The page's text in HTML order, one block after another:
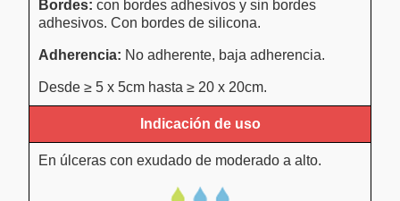
Bordes: con bordes adhesivos y sin bordes
adhesivos. Con bordes de silicona.
Adherencia: No adherente, baja adherencia.
Desde ≥ 5 x 5cm hasta ≥ 20 x 20cm.
Indicación de uso
En úlceras con exudado de moderado a alto.